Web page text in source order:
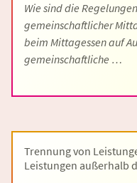
Wie sind die
gemeinschaftlicher
beim Mittagessen auf
gemeinschaftliche …
Trennung von
Leistungen außerhalb